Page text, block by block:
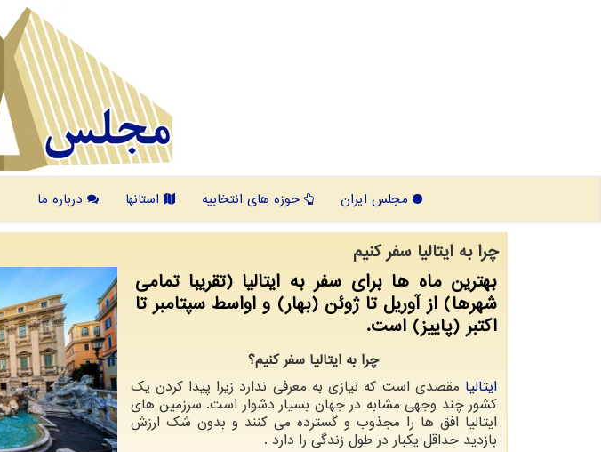
مجلس ایران حوزه های انتخابیه استانها درباره ما
چرا به ایتالیا سفر كنیم
بهترین ماه ها برای سفر به ایتالیا (تقریبا تمامی
شهرها) از آوریل تا ژوئن (بهار) و اواسط سپتامبر تا
اكتبر (پاییز) است.
چرا به ایتالیا سفر کنیم؟
ایتالیا مقصدی است که نیازی به معرفی ندارد زیرا پیدا کردن یک
کشور چند وجهی مشابه در جهان بسیار دشوار است. سرزمین های
ایتالیا افق ها را مجذوب و گسترده می کنند و بدون شک ارزش
بازدید حداقل یکبار در طول زندگی را دارد .